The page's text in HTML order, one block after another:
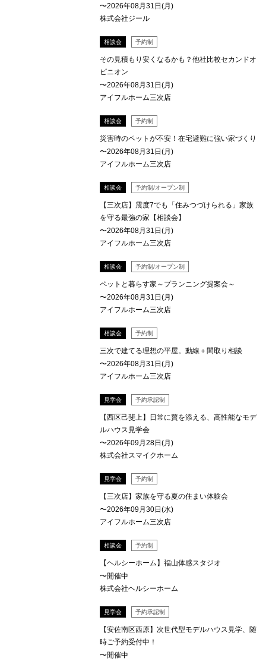
〜2026年08月31日(月)
株式会社ジール
相談会 予約制
その見積もり安くなるかも？他社比較セカンドオ
ピニオン
〜2026年08月31日(月)
アイフルホーム三次店
相談会 予約制
災害時のペットが不安！在宅避難に強い家づくり
〜2026年08月31日(月)
アイフルホーム三次店
相談会 予約制/オープン制
【三次店】震度7でも「住みつづけられる」家族
を守る最強の家【相談会】
〜2026年08月31日(月)
アイフルホーム三次店
相談会 予約制/オープン制
ペットと暮らす家～プランニング提案会～
〜2026年08月31日(月)
アイフルホーム三次店
相談会 予約制
三次で建てる理想の平屋。動線＋間取り相談
〜2026年08月31日(月)
アイフルホーム三次店
見学会 予約承認制
【西区己斐上】日常に贅を添える、高性能なモデ
ルハウス見学会
〜2026年09月28日(月)
株式会社スマイクホーム
見学会 予約制
【三次店】家族を守る夏の住まい体験会
〜2026年09月30日(水)
アイフルホーム三次店
相談会 予約制
【ヘルシーホーム】福山体感スタジオ
〜開催中
株式会社ヘルシーホーム
見学会 予約承認制
【安佐南区西原】次世代型モデルハウス見学、随
時ご予約受付中！
〜開催中